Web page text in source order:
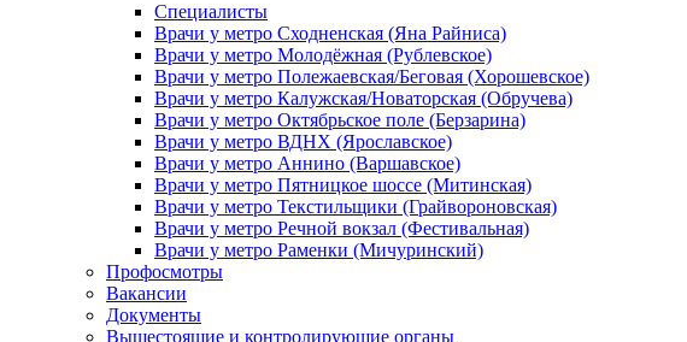
Специалисты
Врачи у метро Сходненская (Яна Райниса)
Врачи у метро Молодёжная (Рублевское)
Врачи у метро Полежаевская/Беговая (Хорошевское)
Врачи у метро Калужская/Новаторская (Обручева)
Врачи у метро Октябрьское поле (Берзарина)
Врачи у метро ВДНХ (Ярославское)
Врачи у метро Аннино (Варшавское)
Врачи у метро Пятницкое шоссе (Митинская)
Врачи у метро Текстильщики (Грайвороновская)
Врачи у метро Речной вокзал (Фестивальная)
Врачи у метро Раменки (Мичуринский)
Профосмотры
Вакансии
Документы
Вышестоящие и контролирующие органы